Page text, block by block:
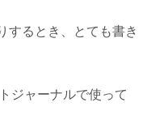
するとき、とても書き
ジャーナルで使って